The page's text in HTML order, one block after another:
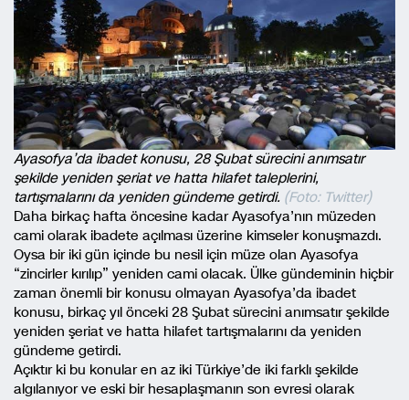
Ayasofya’da ibadet konusu, 28 Şubat sürecini anımsatır
şekilde yeniden şeriat ve hatta hilafet taleplerini,
tartışmalarını da yeniden gündeme getirdi. (Foto: Twitter)
Daha birkaç hafta öncesine kadar Ayasofya’nın müzeden
cami olarak ibadete açılması üzerine kimseler konuşmazdı.
Oysa bir iki gün içinde bu nesil için müze olan Ayasofya
“zincirler kırılıp” yeniden cami olacak. Ülke gündeminin hiçbir
zaman önemli bir konusu olmayan Ayasofya’da ibadet
konusu, birkaç yıl önceki 28 Şubat sürecini anımsatır şekilde
yeniden şeriat ve hatta hilafet tartışmalarını da yeniden
gündeme getirdi.
Açıktır ki bu konular en az iki Türkiye’de iki farklı şekilde
algılanıyor ve eski bir hesaplaşmanın son evresi olarak